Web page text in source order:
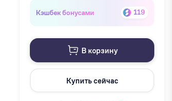
Кэшбек бонусами 119
В корзину
Купить сейчас